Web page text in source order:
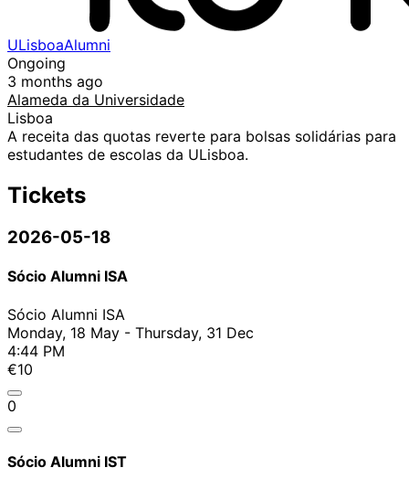
ULisboaAlumni
Ongoing
3 months ago
Alameda da Universidade
Lisboa
A receita das quotas reverte para bolsas solidárias para
estudantes de escolas da ULisboa.
Tickets
2026-05-18
Sócio Alumni ISA
Sócio Alumni ISA
Monday, 18 May - Thursday, 31 Dec
4:44 PM
€10
0
Sócio Alumni IST